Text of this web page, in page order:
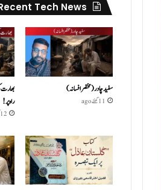
Tech News
سفید چادر( مختصر افسانہ)
11 گھنٹے ago
بھارت
راہ پر!
12 گھنٹے ago